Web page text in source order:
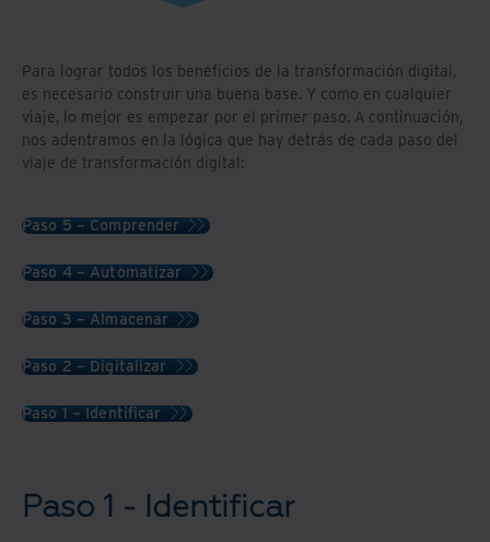
Para lograr todos los beneficios de la transformación digital,
es necesario construir una buena base. Y como en cualquier
viaje, lo mejor es empezar por el primer paso. A continuación,
nos adentramos en la lógica que hay detrás de cada paso del
viaje de transformación digital:
Paso 5 – Comprender
Paso 4 – Automatizar
Paso 3 – Almacenar
Paso 2 – Digitalizar
Paso 1 – Identificar
Paso 1 - Identificar